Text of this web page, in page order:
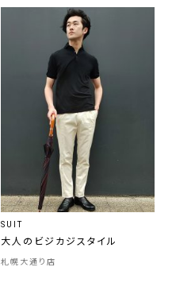
SUIT
大人のビジカジスタイル
札幌大通り店